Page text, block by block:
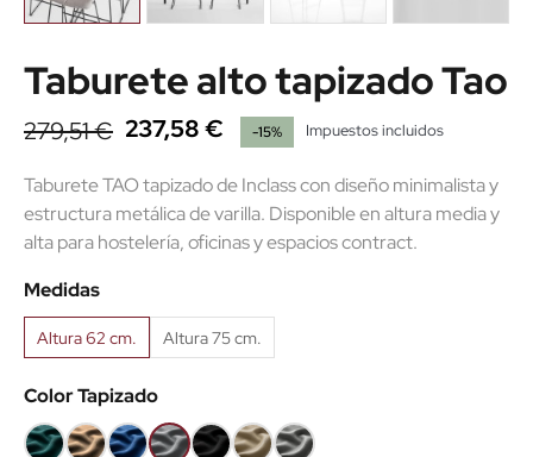
Taburete alto tapizado Tao
279,51 € 237,58 € -15% Impuestos incluidos
Taburete TAO tapizado de Inclass con diseño minimalista y
estructura metálica de varilla. Disponible en altura media y
alta para hostelería, oficinas y espacios contract.
Medidas
Altura 62 cm. Altura 75 cm.
Color Tapizado
VerdeTaupeAzul Gris NegroEcopielEcopiel